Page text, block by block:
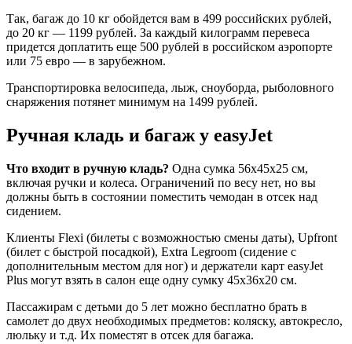
Так, багаж до 10 кг обойдется вам в 499 российских рублей,
до 20 кг — 1199 рублей. За каждый килограмм перевеса
придется доплатить еще 500 рублей в российском аэропорте
или 75 евро — в зарубежном.
Транспортировка велосипеда, лыж, сноуборда, рыболовного
снаряжения потянет минимум на 1499 рублей.
Ручная кладь и багаж у easyJet
Что входит в ручную кладь? Одна сумка 56x45x25 см,
включая ручки и колеса. Ограничений по весу нет, но вы
должны быть в состоянии поместить чемодан в отсек над
сидением.
Клиенты Flexi (билеты с возможностью смены даты), Upfront
(билет с быстрой посадкой), Extra Legroom (сидение с
дополнительным местом для ног) и держатели карт easyJet
Plus могут взять в салон еще одну сумку 45x36x20 см.
Пассажирам с детьми до 5 лет можно бесплатно брать в
самолет до двух необходимых предметов: коляску, автокресло,
люльку и т.д. Их поместят в отсек для багажа.